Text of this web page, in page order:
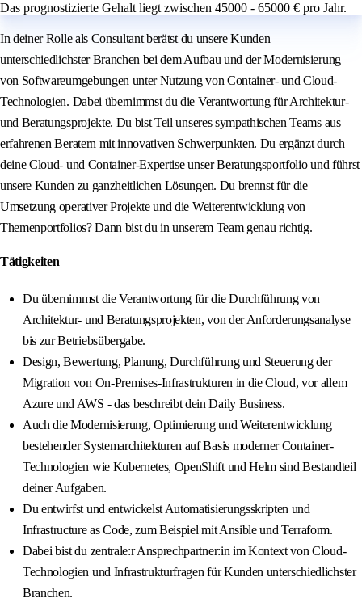
Das prognostizierte Gehalt liegt zwischen 45000 - 65000 € pro Jahr.
In deiner Rolle als Consultant berätst du unsere Kunden
unterschiedlichster Branchen bei dem Aufbau und der Modernisierung
von Softwareumgebungen unter Nutzung von Container- und Cloud-
Technologien. Dabei übernimmst du die Verantwortung für Architektur-
und Beratungsprojekte. Du bist Teil unseres sympathischen Teams aus
erfahrenen Beratern mit innovativen Schwerpunkten. Du ergänzt durch
deine Cloud- und Container-Expertise unser Beratungsportfolio und führst
unsere Kunden zu ganzheitlichen Lösungen. Du brennst für die
Umsetzung operativer Projekte und die Weiterentwicklung von
Themenportfolios? Dann bist du in unserem Team genau richtig.
Tätigkeiten
Du übernimmst die Verantwortung für die Durchführung von
Architektur- und Beratungsprojekten, von der Anforderungsanalyse
bis zur Betriebsübergabe.
Design, Bewertung, Planung, Durchführung und Steuerung der
Migration von On-Premises-Infrastrukturen in die Cloud, vor allem
Azure und AWS - das beschreibt dein Daily Business.
Auch die Modernisierung, Optimierung und Weiterentwicklung
bestehender Systemarchitekturen auf Basis moderner Container-
Technologien wie Kubernetes, OpenShift und Helm sind Bestandteil
deiner Aufgaben.
Du entwirfst und entwickelst Automatisierungsskripten und
Infrastructure as Code, zum Beispiel mit Ansible und Terraform.
Dabei bist du zentrale:r Ansprechpartner:in im Kontext von Cloud-
Technologien und Infrastrukturfragen für Kunden unterschiedlichster
Branchen.